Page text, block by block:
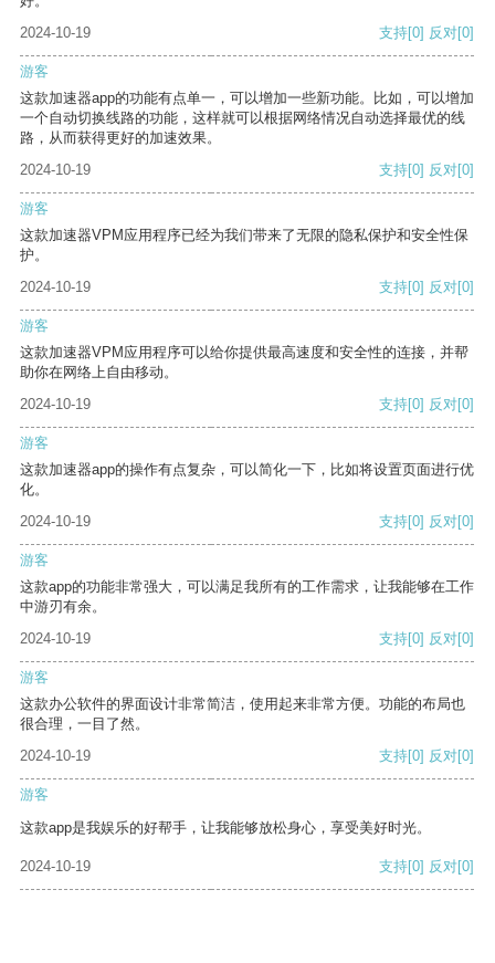
2024-10-19
支持[0] 反对[0]
游客
这款加速器app的功能有点单一，可以增加一些新功能。比如，可以增加
一个自动切换线路的功能，这样就可以根据网络情况自动选择最优的线
路，从而获得更好的加速效果。
2024-10-19
支持[0] 反对[0]
游客
这款加速器VPM应用程序已经为我们带来了无限的隐私保护和安全性保
护。
2024-10-19
支持[0] 反对[0]
游客
这款加速器VPM应用程序可以给你提供最高速度和安全性的连接，并帮
助你在网络上自由移动。
2024-10-19
支持[0] 反对[0]
游客
这款加速器app的操作有点复杂，可以简化一下，比如将设置页面进行优
化。
2024-10-19
支持[0] 反对[0]
游客
这款app的功能非常强大，可以满足我所有的工作需求，让我能够在工作
中游刃有余。
2024-10-19
支持[0] 反对[0]
游客
这款办公软件的界面设计非常简洁，使用起来非常方便。功能的布局也
很合理，一目了然。
2024-10-19
支持[0] 反对[0]
游客
这款app是我娱乐的好帮手，让我能够放松身心，享受美好时光。
2024-10-19 支持[0] 反对[0]